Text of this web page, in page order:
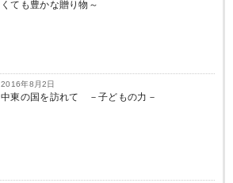
くても豊かな贈り物～
2016年8月2日
中東の国を訪れて －子どもの力－